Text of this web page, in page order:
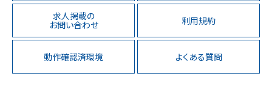
求人掲載の
お問い合わせ 利用規約
動作確認済環境 よくある質問